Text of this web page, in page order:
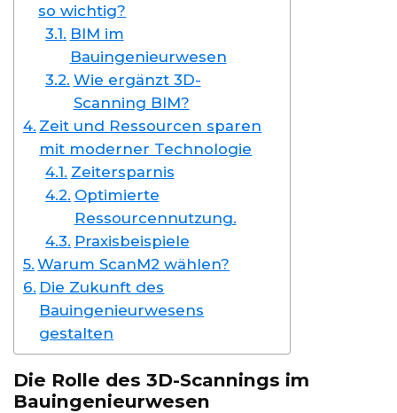
so wichtig?
BIM im
Bauingenieurwesen
Wie ergänzt 3D-
Scanning BIM?
Zeit und Ressourcen sparen
mit moderner Technologie
Zeitersparnis
Optimierte
Ressourcennutzung.
Praxisbeispiele
Warum ScanM2 wählen?
Die Zukunft des
Bauingenieurwesens
gestalten
Die Rolle des 3D-Scannings im
Bauingenieurwesen